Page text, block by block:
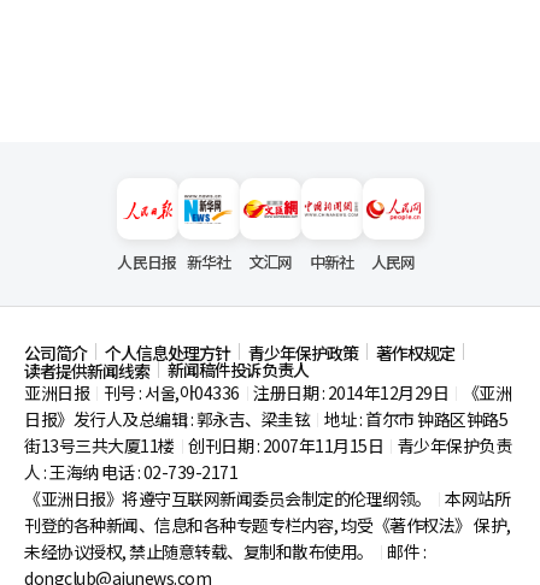
人民日报 新华社 文汇网 中新社 人民网
公司简介 个人信息处理方针 青少年保护政策 著作权规定
读者提供新闻线索
新闻稿件投诉负责人
亚洲日报
刊号 : 서울,아04336 注册日期 : 2014年12月29日
《亚洲
日报》发行人及总编辑 : 郭永吉、梁圭铉 地址 : 首尔市钟路区钟路5
街13号三共大厦11楼 创刊日期 : 2007年11月15日
青少年保护负责
人 : 王海纳 电话 : 02-739-2171
《亚洲日报》将遵守互联网新闻委员会制定的伦理纲领。
本网站所
刊登的各种新闻、信息和各种专题专栏内容, 均受《著作权法》 保护,
未经协议授权, 禁止随意转载、复制和散布使用。
邮件 :
dongclub@ajunews.com